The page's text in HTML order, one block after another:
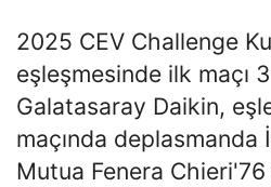
2025 CEV Challenge
eşleşmesinde ilk maçı
Galatasaray Daikin,
maçında deplasmanda
Mutua Fenera Chieri'76